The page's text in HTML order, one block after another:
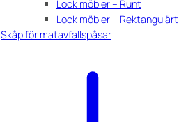
Lock möbler – Runt
Lock möbler – Rektangulärt
Skåp för matavfallspåsar